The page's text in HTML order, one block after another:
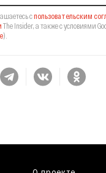
спользовательским
The Insider, а также с условиями
).